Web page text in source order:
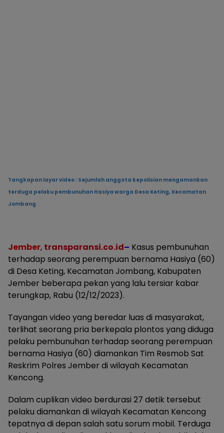
Tangkapan layar video : Sejumlah anggota kepolisian mengamankan
terduga pelaku pembunuhan Hasiya warga Desa Keting, Kecamatan
Jombang
Jember, transparansi.co.id– Kasus pembunuhan
terhadap seorang perempuan bernama Hasiya (60)
di Desa Keting, Kecamatan Jombang, Kabupaten
Jember beberapa pekan yang lalu tersiar kabar
terungkap, Rabu (12/12/2023).
Tayangan video yang beredar luas di masyarakat,
terlihat seorang pria berkepala plontos yang diduga
pelaku pembunuhan terhadap seorang perempuan
bernama Hasiya (60) diamankan Tim Resmob Sat
Reskrim Polres Jember di wilayah Kecamatan
Kencong.
Dalam cuplikan video berdurasi 27 detik tersebut
pelaku diamankan di wilayah Kecamatan Kencong
tepatnya di depan salah satu sorum mobil. Terduga